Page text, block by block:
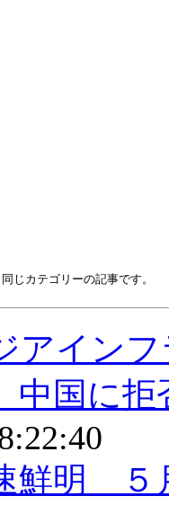
同じカテゴリーの記事です。
アイン
国に拒
鮮明 ５